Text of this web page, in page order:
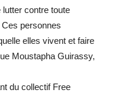
lutter contre toute
Ces personnes
elles vivent et faire
Moustapha Guirassy,
du collectif Free